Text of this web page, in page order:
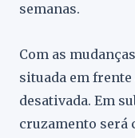
semanas.
Com as
situada em
desativada. Em
cruzamento será